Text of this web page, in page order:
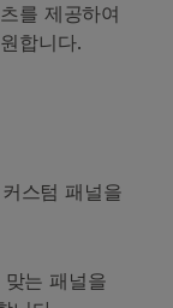
를 제공하여
합니다.
스텀 패널을
는 패널을